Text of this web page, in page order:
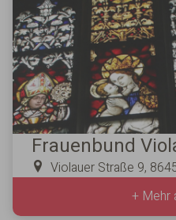
Frauenbund
Violauer Straße 9,
+ Mehr